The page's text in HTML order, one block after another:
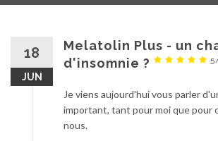
18
JUN
Melatolin Plus - un
d'insomnie ?
Je viens aujourd'hui vous parler
important, tant pour moi que pour
nous.